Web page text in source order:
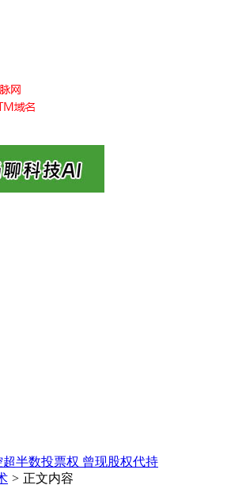
董事长之子接棒总经理后执董降薪
5万亿美元，社会将迎代理中心时代
半数投票权 曾现股权代持
间收涨，油公司业绩或迎利好
增42.9% 区域合作成果丰硕
> 正文内容